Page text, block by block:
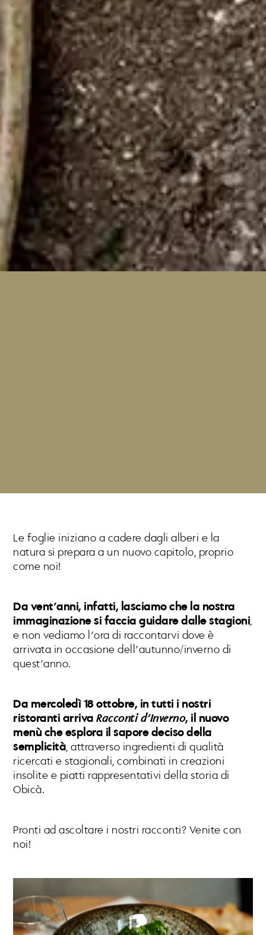
Le foglie iniziano a cadere dagli alberi e la
natura si prepara a un nuovo capitolo, proprio
come noi!
Da vent’anni, infatti, lasciamo che la nostra
immaginazione si faccia guidare dalle stagioni,
e non vediamo l’ora di raccontarvi dove è
arrivata in occasione dell’autunno/inverno di
quest’anno.
Da mercoledì 18 ottobre, in tutti i nostri
ristoranti arrivaRacconti d’Inverno, il nuovo
menù che esplora il sapore deciso della
semplicità, attraverso ingredienti di qualità
ricercati e stagionali, combinati in creazioni
insolite e piatti rappresentativi della storia di
Obicà.
Pronti ad ascoltare i nostri racconti? Venite con
noi!